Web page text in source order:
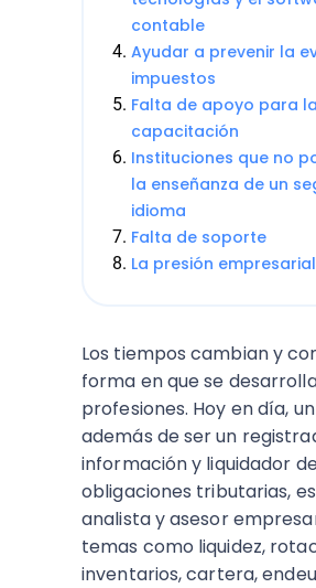
contable
Ayudar a prevenir la
impuestos
Falta de apoyo para la
capacitación
Instituciones que no
la enseñanza de un
idioma
Falta de soporte
La presión empresarial
Los tiempos cambian y
forma en que se
profesiones. Hoy en día,
además de ser un
información y liquidador
obligaciones tributarias,
analista y asesor
temas como liquidez,
inventarios, cartera,